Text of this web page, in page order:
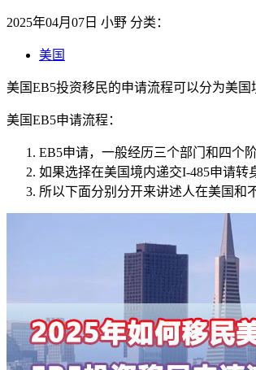
2025年04月07日 小野 分类：
美国
美国EB5投资移民的申请流程可以分为美
美国EB5申请流程：
EB5申请，一般经历三个部门和四个
如果选择在美国境内递交I-485申请转
所以下面分别分开来讲述人在美国和